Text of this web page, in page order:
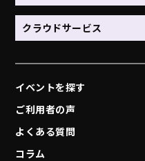
クラウドサービス
イベントを探す
ご利用者の声
よくある質問
コラム